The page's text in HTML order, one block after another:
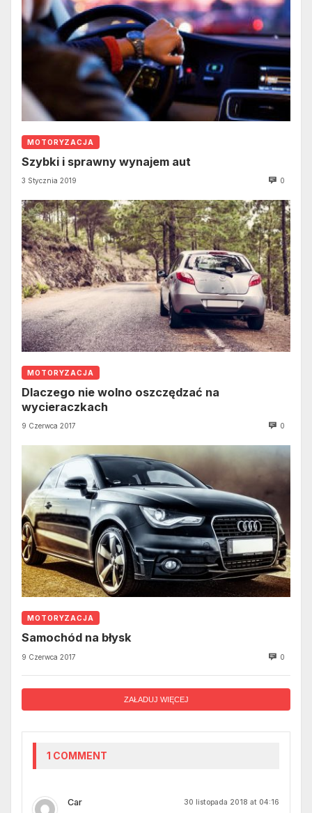
MOTORYZACJA
Szybki i sprawny wynajem aut
3 Stycznia 2019 0
MOTORYZACJA
Dlaczego nie wolno oszczędzać na
wycieraczkach
9 Czerwca 2017 0
MOTORYZACJA
Samochód na błysk
9 Czerwca 2017 0
ZAŁADUJ WIĘCEJ
1 COMMENT
Car 30 listopada 2018 at 04:16